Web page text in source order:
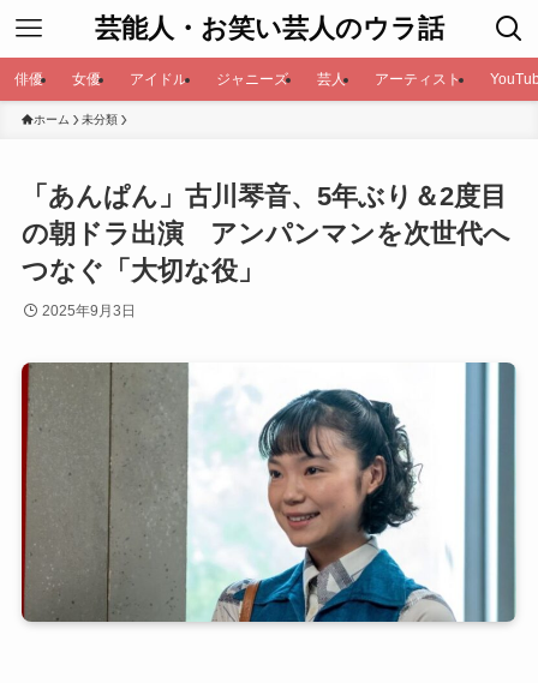
芸能人・お笑い芸人のウラ話
俳優 女優 アイドル ジャニーズ 芸人 アーティスト
ホーム 未分類
「あんぱん」古川琴音、5年ぶり＆2度目
の朝ドラ出演 アンパンマンを次世代へ
つなぐ「大切な役」
2025年9月3日